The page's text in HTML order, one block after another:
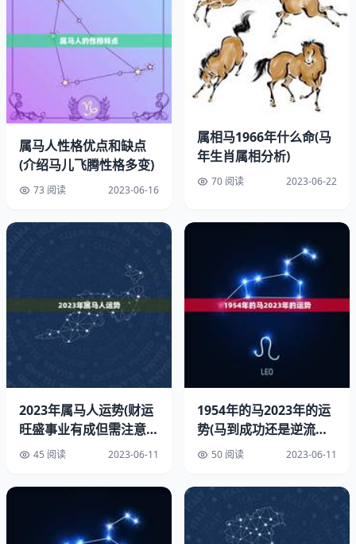
属马的人适合从事创新型、创意型、创业型的工作。他们喜
欢冒险和挑战，对新鲜事物好奇心，有很强的创新和创造
力。他们适合从事创意设计、广告、媒体、公关、市场营销
等领域的工作。他们也适合从事体育、旅游、娱乐等行业的
工作，这些行业能够满足他们的冒险和挑战精神。
三、属马人的婚姻和家庭生活
属马的人在婚姻和家庭生活中，需要注意自己的冲动性格。
他们容易被外界的诱惑所吸引，容易出轨。他们需要保持理
要让工作压过家庭，也不要让家庭压过工作。
四、属马人的财运
属马的人财运多变，有时会有意外之财，但也容易因为冲动
而破财。他们需要保持理智，不要盲目冲动。他们也需要注
意投资风险，不要把所有的鸡蛋放在一个篮子里。
属马人性格优点和缺点
(介绍马儿飞腾性格多变)
73 阅读 2023-06-16
属相马1966年什么命(马
年生肖属相分析)
70 阅读 2023-06-22
2023年属马人运势(财运
旺盛事业有成但需注意健
康问题)
45 阅读 2023-06-11
1954年的马2023年的运
势(马到成功还是逆流而
上)50 阅读 2023-06-11